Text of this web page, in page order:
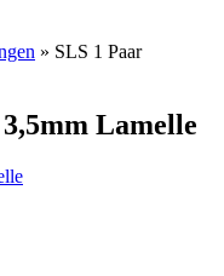
» SLS 1 Paar
Lamelle